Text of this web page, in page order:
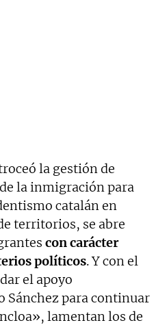
la gestión de
la inmigración para
catalán en
territorios, se abre
con carácter
políticos. Y con el
el apoyo
Sánchez para continuar
lamentan los de